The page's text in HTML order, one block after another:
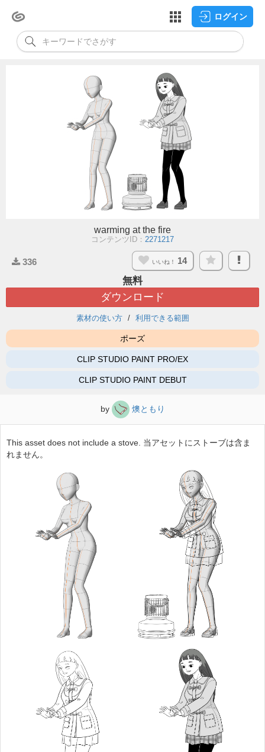
ログイン
warming at the fire
コンテンツID： 2271217
336 いいね！ 14
無料
ダウンロード
素材の使い方 利用できる範囲
ポーズ
CLIP STUDIO PAINT PRO/EX
CLIP STUDIO PAINT DEBUT
by 燠ともり
This asset does not include a stove. 当アセットにストーブは含ま
れません。